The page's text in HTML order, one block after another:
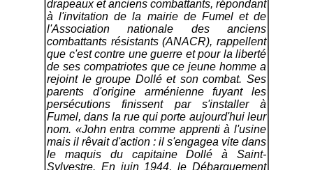
drapeaux et anciens combattants, répondant
à l'invitation de la mairie de Fumel et de
l'Association nationale des anciens
combattants résistants (ANACR), rappellent
que c'est contre une guerre et pour la liberté
de ses compatriotes que ce jeune homme a
rejoint le groupe Dollé et son combat. Ses
parents d'origine arménienne fuyant les
persécutions finissent par s'installer à
Fumel, dans la rue qui porte aujourd'hui leur
nom. «John entra comme apprenti à l'usine
mais il rêvait d'action : il s'engagea vite dans
le maquis du capitaine Dollé à Saint-
Sylvestre. En juin 1944, le Débarquement